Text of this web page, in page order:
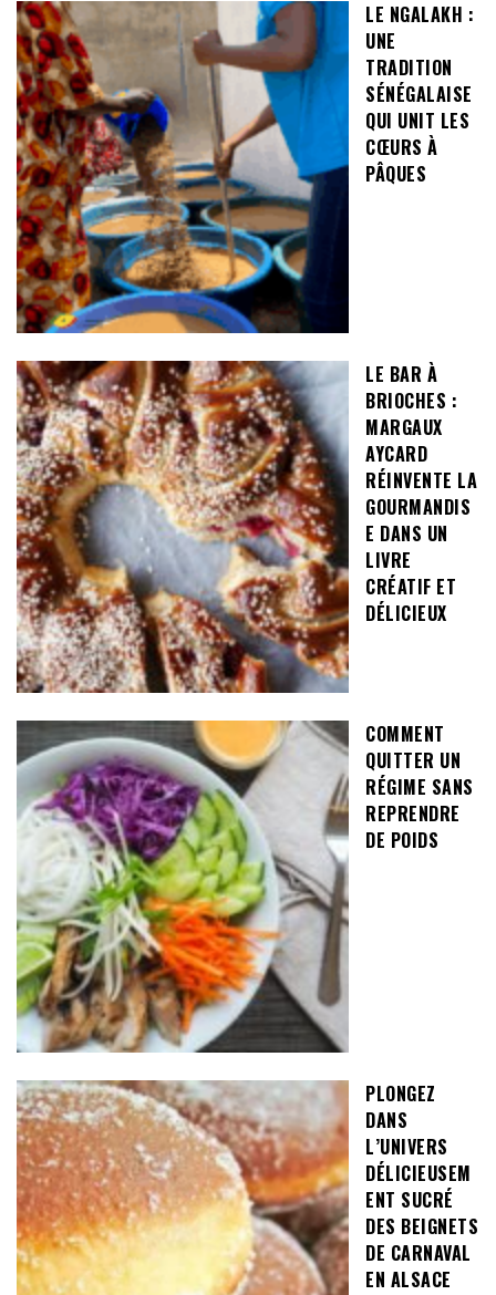
LE NGALAKH :
UNE
TRADITION
SÉNÉGALAISE
QUI UNIT LES
CŒURS À
PÂQUES
LE BAR À
BRIOCHES :
MARGAUX
AYCARD
RÉINVENTE LA
GOURMANDIS
E DANS UN
LIVRE
CRÉATIF ET
DÉLICIEUX
COMMENT
QUITTER UN
RÉGIME SANS
REPRENDRE
DE POIDS
PLONGEZ
DANS
L’UNIVERS
DÉLICIEUSEM
ENT SUCRÉ
DES BEIGNETS
DE CARNAVAL
EN ALSACE